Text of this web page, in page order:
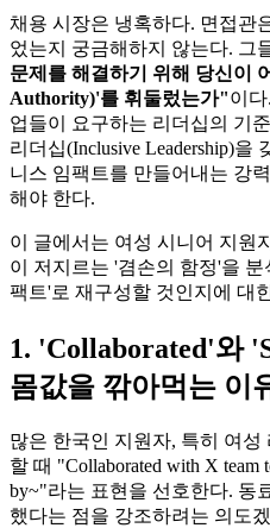
채용 시장은 냉혹하다. 면접관
었는지 궁금해하지 않는다. 그
문제를 해결하기 위해 당신이
Authority)'를 휘둘렀는가"​이
업들이 요구하는 리더십의 기
리더십(Inclusive Leadership)을
니스 임팩트를 만들어내는 강
해야 한다.
이 글에서는 여성 시니어 지원
이 저지르는 '겸손의 함정'을
팩트'로 재구성할 것인지에 대
1. 'Collaborated'와
몸값을 깎아먹는 이
많은 한국인 지원자, 특히 여
할 때 "Collaborated with X team
by~"라는 표현을 선호한다. 동
했다는 점을 강조하려는 의도